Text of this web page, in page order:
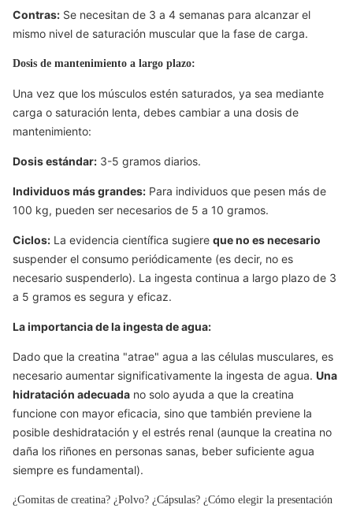
Contras: Se necesitan de 3 a 4 semanas para alcanzar el
mismo nivel de saturación muscular que la fase de carga.
Dosis de mantenimiento a largo plazo:
Una vez que los músculos estén saturados, ya sea mediante
carga o saturación lenta, debes cambiar a una dosis de
mantenimiento:
Dosis estándar: 3-5 gramos diarios.
Individuos más grandes: Para individuos que pesen más de
100 kg, pueden ser necesarios de 5 a 10 gramos.
Ciclos: La evidencia científica sugiere que no es necesario
suspender el consumo periódicamente (es decir, no es
necesario suspenderlo). La ingesta continua a largo plazo de 3
a 5 gramos es segura y eficaz.
La importancia de la ingesta de agua:
Dado que la creatina "atrae" agua a las células musculares, es
necesario aumentar significativamente la ingesta de agua. Una
hidratación adecuada no solo ayuda a que la creatina
funcione con mayor eficacia, sino que también previene la
posible deshidratación y el estrés renal (aunque la creatina no
daña los riñones en personas sanas, beber suficiente agua
siempre es fundamental).
¿Gomitas de creatina? ¿Polvo? ¿Cápsulas? ¿Cómo elegir la presentación